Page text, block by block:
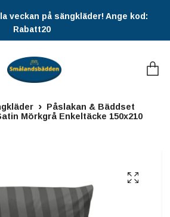
veckan på sängkläder! Ange kod:
Rabatt20
Påslakan & Bäddset
Mörkgrå Enkeltäcke 150x210